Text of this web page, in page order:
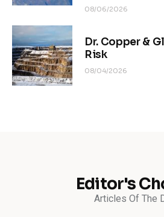
08/06/2026
Dr. Copper &
Risk
08/04/2026
Editor's
Articles Of The